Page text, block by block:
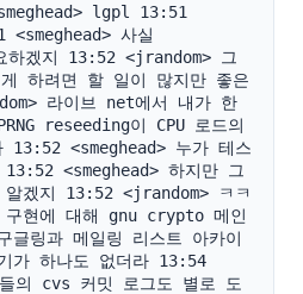
lgpl 13:51
사실
하겠지 13:52 <jrandom> 그
하려면 할 일이 많지만 좋은
라이브 net에서 내가 한
reseeding이 CPU 로드의
13:52 <smeghead> 누가 테스
<smeghead> 하지만 그
겠지 13:52 <jrandom> ㅋㅋ
구현에 대해 gnu crypto 메인
글링과 메일링 리스트 아카이
가 하나도 없더라 13:54
의 cvs 커밋 로그도 별로 도